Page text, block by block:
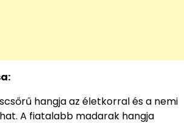
hangja az életkorral és a nemi
A fiatalabb madarak hangja